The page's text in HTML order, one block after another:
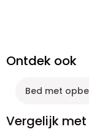
Ontdek ook
Bed met
Vergelijk